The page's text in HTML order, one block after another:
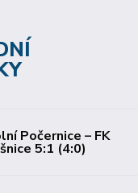
Počernice – FK
5:1 (4:0)